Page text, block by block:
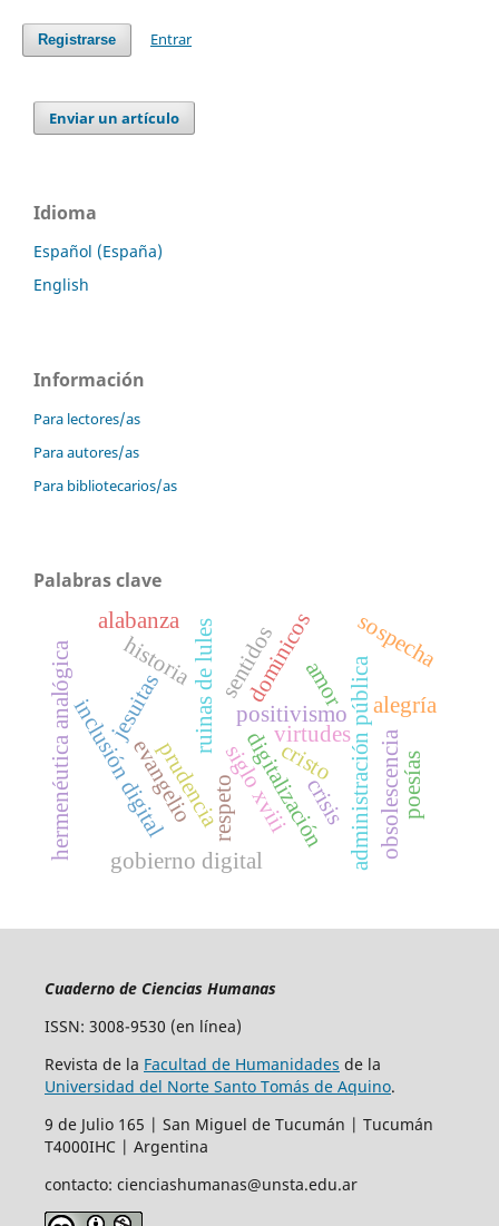
Registrarse Entrar
Enviar un artículo
Idioma
Español (España)
English
Información
Para lectores/as
Para autores/as
Para bibliotecarios/as
Palabras clave
positivismo
siglo xviii
respeto
prudencia
virtudes
ruinas de lules dominicos
jesuitas
historia
digitalizaciónadministración pública
gobierno digital
inclusión digital
evangelio
alegría
amor
cristo
hermenéutica analógica crisis obsolescencia
sospecha
alabanza
poesías
sentidos
Cuaderno de Ciencias Humanas
ISSN: 3008-9530 (en línea)
Revista de la Facultad de Humanidades de la
Universidad del Norte Santo Tomás de Aquino.
9 de Julio 165 | San Miguel de Tucumán | Tucumán
T4000IHC | Argentina
contacto: cienciashumanas@unsta.edu.ar